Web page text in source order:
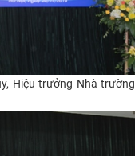
Hiệu trưởng Nhà trường